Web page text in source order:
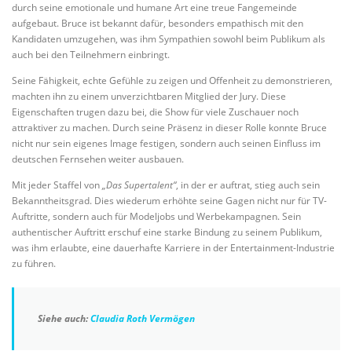
durch seine emotionale und humane Art eine treue Fangemeinde
aufgebaut. Bruce ist bekannt dafür, besonders empathisch mit den
Kandidaten umzugehen, was ihm Sympathien sowohl beim Publikum als
auch bei den Teilnehmern einbringt.
Seine Fähigkeit, echte Gefühle zu zeigen und Offenheit zu demonstrieren,
machten ihn zu einem unverzichtbaren Mitglied der Jury. Diese
Eigenschaften trugen dazu bei, die Show für viele Zuschauer noch
attraktiver zu machen. Durch seine Präsenz in dieser Rolle konnte Bruce
nicht nur sein eigenes Image festigen, sondern auch seinen Einfluss im
deutschen Fernsehen weiter ausbauen.
Mit jeder Staffel von„Das Supertalent“, in der er auftrat, stieg auch sein
Bekanntheitsgrad. Dies wiederum erhöhte seine Gagen nicht nur für TV-
Auftritte, sondern auch für Modeljobs und Werbekampagnen. Sein
authentischer Auftritt erschuf eine starke Bindung zu seinem Publikum,
was ihm erlaubte, eine dauerhafte Karriere in der Entertainment-Industrie
zu führen.
Siehe auch:Claudia Roth Vermögen